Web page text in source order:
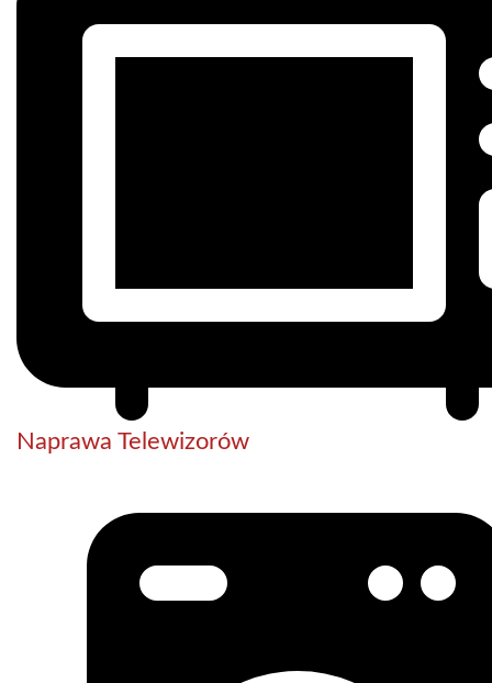
Naprawa Telewizorów